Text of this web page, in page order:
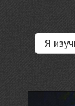
Я